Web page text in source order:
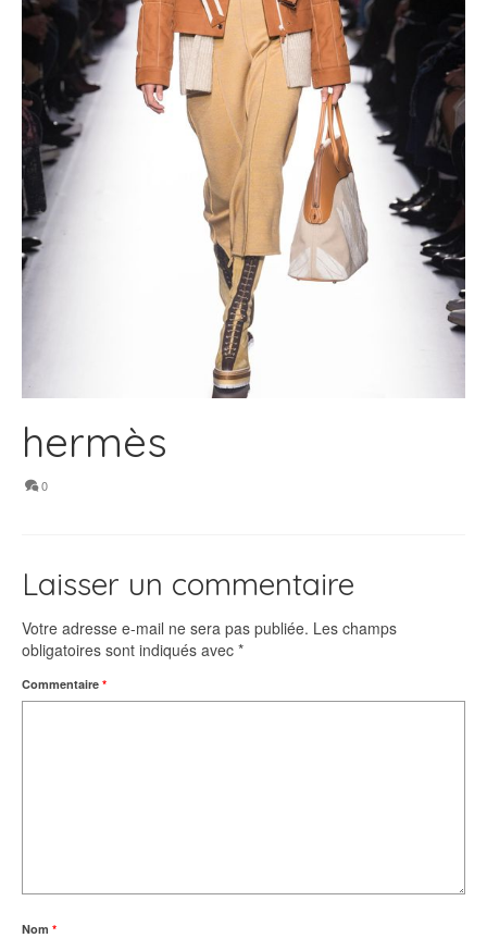
hermès
0
Laisser un commentaire
Votre adresse e-mail ne sera pas publiée. Les champs
obligatoires sont indiqués avec *
Commentaire *
Nom *